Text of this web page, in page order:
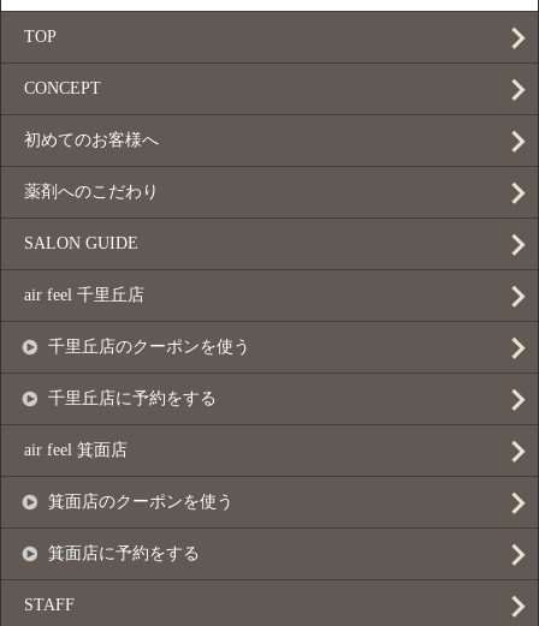
TOP
CONCEPT
初めてのお客様へ
薬剤へのこだわり
SALON GUIDE
air feel 千里丘店
千里丘店のクーポンを使う
千里丘店に予約をする
air feel 箕面店
箕面店のクーポンを使う
箕面店に予約をする
STAFF